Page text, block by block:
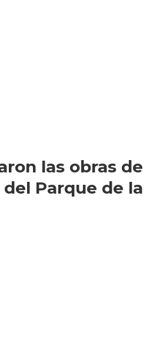
las obras de
Parque de la